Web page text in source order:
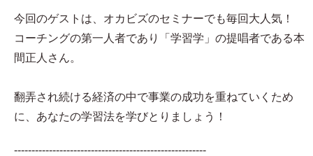
今回のゲストは、オカビズのセミナーでも毎回大人気！
コーチングの第一人者であり「学習学」の提唱者である本
間正人さん。
翻弄され続ける経済の中で事業の成功を重ねていくため
に、あなたの学習法を学びとりましょう！
-------------------------------------------------------